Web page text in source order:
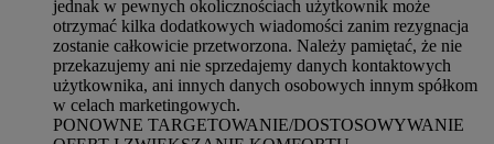
jednak w pewnych okolicznościach użytkownik może
otrzymać kilka dodatkowych wiadomości zanim rezygnacja
zostanie całkowicie przetworzona. Należy pamiętać, że nie
przekazujemy ani nie sprzedajemy danych kontaktowych
użytkownika, ani innych danych osobowych innym spółkom
w celach marketingowych.
PONOWNE TARGETOWANIE/DOSTOSOWYWANIE